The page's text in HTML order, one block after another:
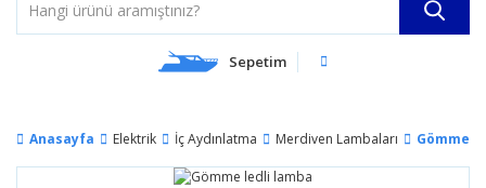
Sepetim
Anasayfa Elektrik İç Aydınlatma Merdiven Lambaları Gömme